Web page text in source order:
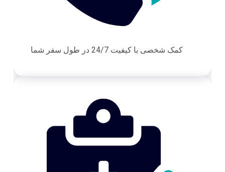
کمک شخصی با کیفیت 24/7 در طول سفر شما